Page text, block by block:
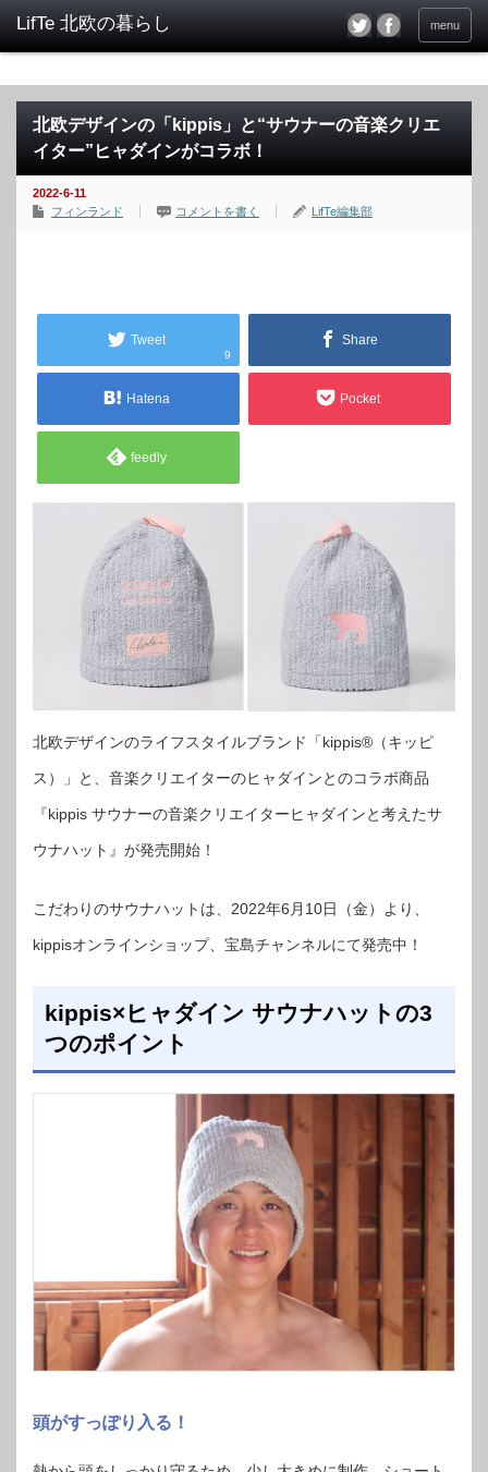
menu
北欧デザインの「kippis」と“サウナーの音楽クリエ
イター”ヒャダインがコラボ！
2022-6-11
フィンランド
コメントを書く LifTe編集部
Tweet
9
Share
Hatena Pocket
feedly
北欧デザインのライフスタイルブランド「kippis®（キッピ
ス）」と、音楽クリエイターのヒャダインとのコラボ商品
『kippis サウナーの音楽クリエイターヒャダインと考えたサ
ウナハット』が発売開始！
こだわりのサウナハットは、2022年6月10日（金）より、
kippisオンラインショップ、宝島チャンネルにて発売中！
kippis×ヒャダイン サウナハットの3
つのポイント
頭がすっぽり入る！